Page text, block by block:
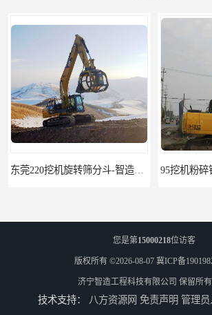
您是第15000218位访客
版权所有 ©2026-08-07 冀ICP备
济宁智造工程科技有限公司 保留所有
技术支持： 八方资源网 免责声明 管理员